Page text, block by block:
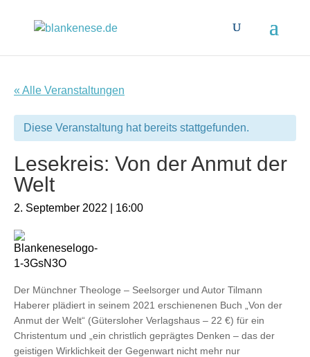
« Alle Veranstaltungen
Diese Veranstaltung hat bereits stattgefunden.
Lesekreis: Von der Anmut der
Welt
2. September 2022 | 16:00
Der Münchner Theologe – Seelsorger und Autor Tilmann
Haberer plädiert in seinem 2021 erschienenen Buch „Von der
Anmut der Welt“ (Gütersloher Verlagshaus – 22 €) für ein
Christentum und „ein christlich geprägtes Denken – das der
geistigen Wirklichkeit der Gegenwart nicht mehr nur